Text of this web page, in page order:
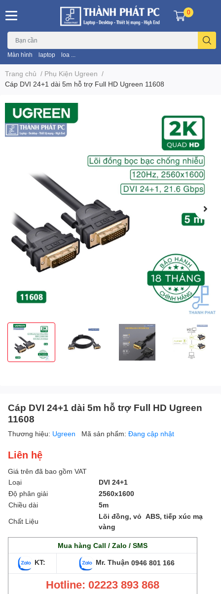
Màn hình laptop loa ...
0
Trang chủ / Phụ Kiện Ugreen /
Cáp DVI 24+1 dài 5m hỗ trợ Full HD Ugreen 11608
Cáp DVI 24+1 dài 5m hỗ trợ Full HD Ugreen
11608
Thương hiệu: Ugreen Mã sản phẩm: Đang cập nhật
Liên hệ
Giá trên đã bao gồm VAT
Loại
DVI 24+1
Độ phân giải
2560x1600
Chiều dài
5m
Chất Liệu
Lõi đồng, vỏ ABS, tiếp xúc mạ
vàng
Mua hàng Call / Zalo / SMS
KT: Mr. Thuận 0946 801 166
Hotline: 02223 893 868